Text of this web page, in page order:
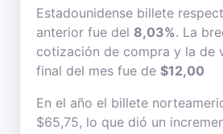
Estadounidense billete
anterior fue del 8,03%. La
cotización de compra y la de
final del mes fue de $12,00
En el año el billete
$65,75, lo que dió un